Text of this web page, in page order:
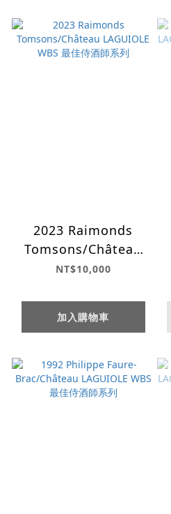
2023 Raimonds
Tomsons/Château
LAGUIOLE WBS 最佳
NT$10,000
加入購物車